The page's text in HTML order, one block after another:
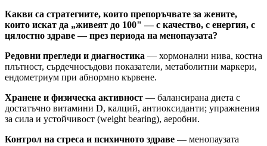
Какви са стратегиите, които препоръчвате за жените,
които искат да „живеят до 100" — с качество, с енергия, с
цялостно здраве — през периода на менопаузата?
Редовни прегледи и диагностика — хормонални нива, костна
плътност, сърдечносъдови показатели, метаболитни маркери,
ендометриум при абнормно кървене.
Хранене и физическа активност — балансирана диета с
достатъчно витамини D, калций, антиоксиданти; упражнения
за сила и устойчивост (weight bearing), аеробни.
Контрол на стреса и психичното здраве — менопаузата